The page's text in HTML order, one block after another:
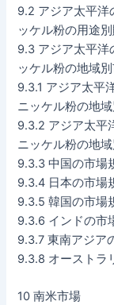
9.2 アジア太平洋
ッケル粉の用途
9.3 アジア太平洋
ッケル粉の地域
9.3.1 アジア太平
ニッケル粉の地
9.3.2 アジア太平
ニッケル粉の地
9.3.3 中国の市場
9.3.4 日本の市場
9.3.5 韓国の市場
9.3.6 インドの市
9.3.7 東南アジア
9.3.8 オーストラ
10 南米市場